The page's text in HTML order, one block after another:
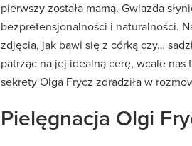
pierwszy została mamą. Gwiazda
bezpretensjonalności i naturalności.
zdjęcia, jak bawi się z córką czy…
patrząc na jej idealną cerę, wcale
sekrety Olga Frycz zdradziła w
Pielęgnacja Olgi